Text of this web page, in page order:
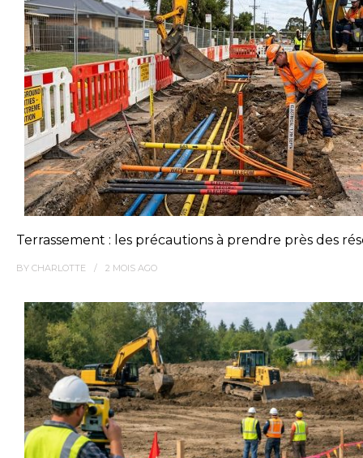
Terrassement : les précautions à prendre près des
BY CHARLOTTE 2 MOIS AGO